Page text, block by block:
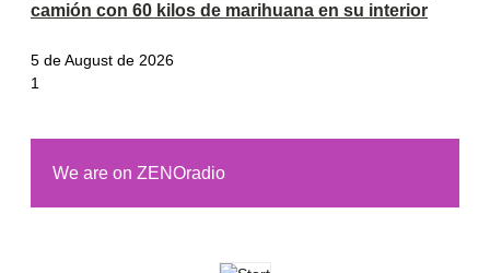
camión con 60 kilos de marihuana en su interior
5 de August de 2026
We are on ZENOradio